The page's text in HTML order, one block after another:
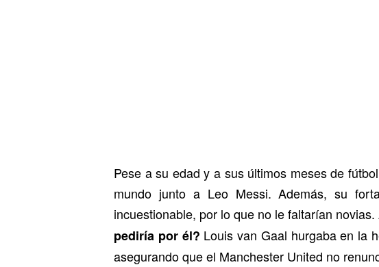
Pese a su edad y a sus últimos meses de
mundo junto a Leo Messi. Además, su
incuestionable, por lo que no le faltarían novias.
pediría por él? Louis van Gaal hurgaba en la
asegurando que el Manchester United no